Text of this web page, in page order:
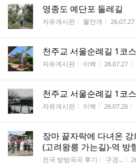
영종도 예단포 둘레길
게시판명
자유게시판 작성자
물안개 작성시간
26.07.27
천주교 서울순례길 1
게시판명
자유게시판 작성자
이백 작성시간
26.07.27
천주교 서울순례길 1
게시판명
자유게시판 작성자
이백 작성시간
26.07.26
장마 끝자락에 다녀온
(고려왕릉 가는길)-역 방
게시판명
전국 방방곡곡 후기 작성자
구경...